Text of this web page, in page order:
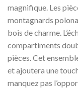
magnifique. Les
montagnards
bois de charme.
compartiments
pièces. Cet
et ajoutera une
manquez pas